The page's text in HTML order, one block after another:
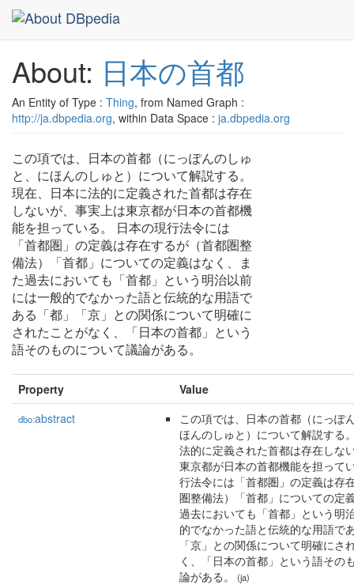
About: 日本の首都
An Entity of Type : Thing, from Named Graph :
http://ja.dbpedia.org, within Data Space : ja.dbpedia.org
この項では、日本の首都（にっぽんのしゅ
と、にほんのしゅと）について解説する。
現在、日本に法的に定義された首都は存在
しないが、事実上は東京都が日本の首都機
能を担っている。 日本の現行法令には
「首都圏」の定義は存在するが（首都圏整
備法）「首都」についての定義はなく、ま
た過去においても「首都」という明治以前
には一般的でなかった語と伝統的な用語で
ある「都」「京」との関係について明確に
されたことがなく、「日本の首都」という
語そのものについて議論がある。
Property Value
dbo:abstract
この項では、日本の首都（にっぽ
ほんのしゅと）について解説する
法的に定義された首都は存在しな
東京都が日本の首都機能を担って
行法令には「首都圏」の定義は存
圏整備法）「首都」についての定
過去においても「首都」という明
的でなかった語と伝統的な用語で
「京」との関係について明確にさ
く、「日本の首都」という語その
論がある。
(ja)